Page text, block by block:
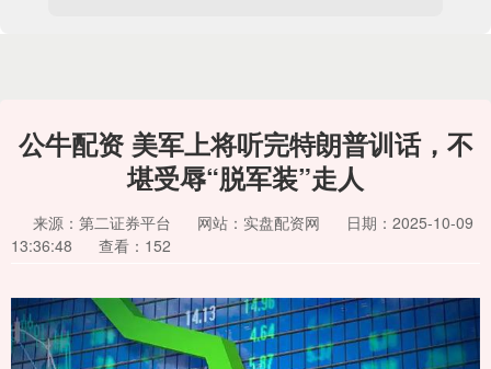
公牛配资 美军上将听完特朗普训话，不
堪受辱“脱军装”走人
来源：第二证券平台 网站：实盘配资网
日期：2025-10-09
13:36:48
查看：152